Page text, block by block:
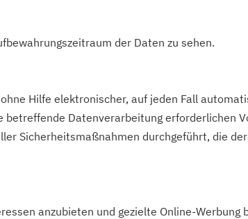
der Daten zu sehen.
Hilfe elektronischer, auf jeden Fall
betreffende Datenverarbeitung erforderlichen
Sicherheitsmaßnahmen durchgeführt, die
anzubieten und gezielte Online-Werbung